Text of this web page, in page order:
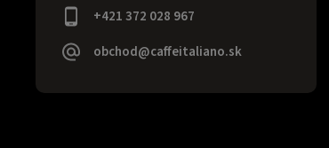
+421 372 028 967
obchod@caffeitaliano.sk